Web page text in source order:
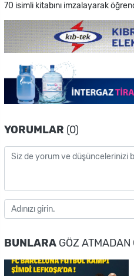
70 isimli kitabını imzalayarak
YORUMLAR (0)
BUNLARA GÖZ ATMADAN